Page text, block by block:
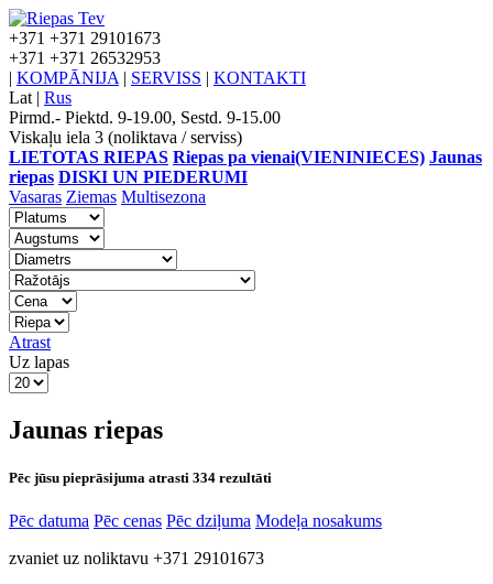
+371 +371 29101673
+371 +371 26532953
| KOMPĀNIJA | SERVISS | KONTAKTI
Lat | Rus
Pirmd.- Piektd. 9-19.00, Sestd. 9-15.00
Viskaļu iela 3 (noliktava / serviss)
LIETOTAS RIEPAS Riepas pa vienai(VIENINIECES) Jaunas
riepas DISKI UN PIEDERUMI
Vasaras Ziemas Multisezona
Atrast
Uz lapas
Jaunas riepas
Pēc jūsu pieprāsijuma atrasti 334 rezultāti
Pēc datuma Pēc cenas Pēc dziļuma Modeļa nosakums
zvaniet uz noliktavu +371 29101673